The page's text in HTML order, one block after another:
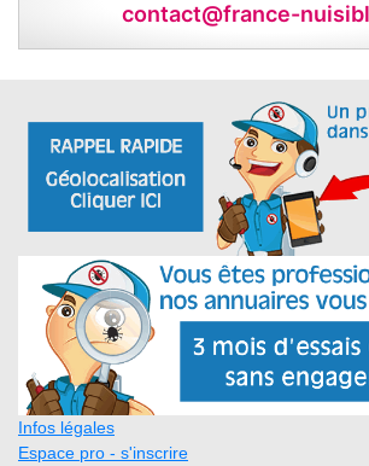
contact@france-
Infos légales
Espace pro - s'inscrire